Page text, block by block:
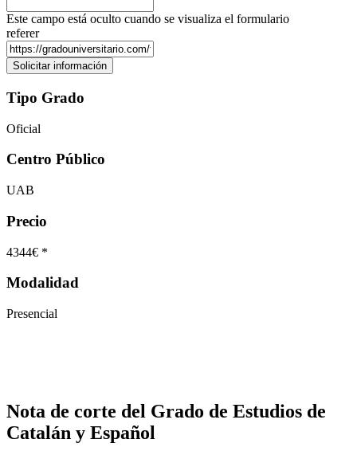
Este campo está oculto cuando se visualiza el formulario
referer
Tipo Grado
Oficial
Centro Público
UAB
Precio
4344€ *
Modalidad
Presencial
Nota de corte del Grado de Estudios de
Catalán y Español